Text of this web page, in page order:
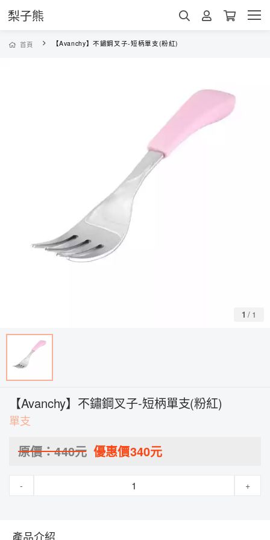
梨子熊
首頁 【Avanchy】不鏽鋼叉子-短柄單支(粉紅)
1 / 1
【Avanchy】不鏽鋼叉子-短柄單支(粉紅)
單支
原價：440元 優惠價340元
- +
產品介紹